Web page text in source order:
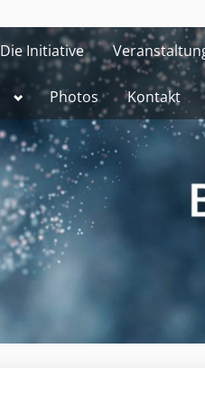
Die Initiative
Toggle
menu
Photos Kontakt